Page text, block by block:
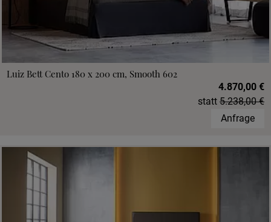
Luiz Bett Cento 180 x 200 cm, Smooth 602
4.870,00 €
statt 5.238,00 €
Anfrage